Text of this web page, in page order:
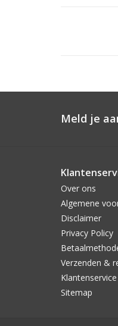
Meld je
Over ons
Algemene
Disclaimer
Privacy Policy
Verzenden &
Klantenservice
Sitemap